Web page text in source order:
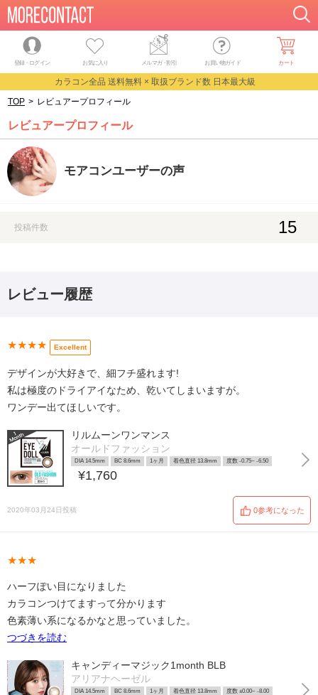
登録・ログイン お気に入り メルマガ・割引 お買い物ガイド カート
カラコン全品 送料無料 × 取扱ブランド数 日本最大級
TOP > レビュアープロフィール
レビュアープロフィール
モアコンユーザーの声
投稿件数 15
レビュー履歴
★★★★ Excellent
デザインが大好きで、細フチ盛れます!
私は極度のドライアイなため、乾いてしまいますが。
ワンデー出てほしいです。
リルムーンワンマンス
オールドファッション
DIA 14.5mm BC 8.6mm 1ヶ月 着色直径 13.8mm 度数 -0.75~ -6.50
¥1,760
2020年03月24日投稿 0参考になった
★★★
ハーフぽい目になりました
カラコンつけてますって分かります
色素薄い系になるかなと思っていました。
つづきを読む
キャンディーマジック1month BLB
アリアナヘーゼル
DIA 14.5mm BC 8.6mm 1ヶ月 着色直径 13.8mm 度数 ±0.00~ -8.00